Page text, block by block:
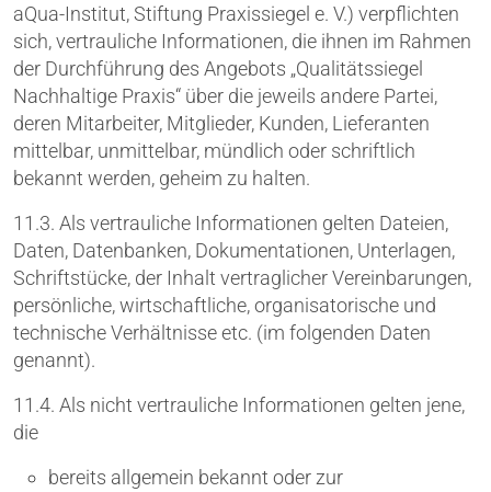
aQua-Institut, Stiftung Praxissiegel e. V.) verpflichten
sich, vertrauliche Informationen, die ihnen im Rahmen
der Durchführung des Angebots „Qualitätssiegel
Nachhaltige Praxis“ über die jeweils andere Partei,
deren Mitarbeiter, Mitglieder, Kunden, Lieferanten
mittelbar, unmittelbar, mündlich oder schriftlich
bekannt werden, geheim zu halten.
11.3. Als vertrauliche Informationen gelten Dateien,
Daten, Datenbanken, Dokumentationen, Unterlagen,
Schriftstücke, der Inhalt vertraglicher Vereinbarungen,
persönliche, wirtschaftliche, organisatorische und
technische Verhältnisse etc. (im folgenden Daten
genannt).
11.4. Als nicht vertrauliche Informationen gelten jene,
die
bereits allgemein bekannt oder zur